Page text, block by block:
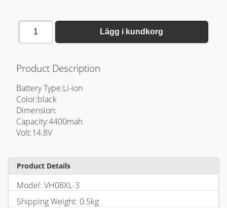
1 Lägg i kundkorg
Product Description
Battery Type:Li-ion
Color:black
Dimension:
Capacity:4400mah
Volt:14.8V
Product Details
Model: VH08XL-3
Shipping Weight: 0.5kg